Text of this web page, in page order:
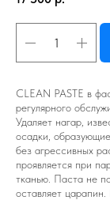
CLEAN PASTE в
регулярного
Удаляет нагар,
осадки,
без агрессивных
проявляется при
тканью. Паста не
оставляет